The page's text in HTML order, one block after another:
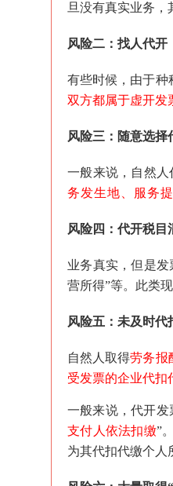
旦没有真实业务，
风险二：找人代开
有些时候，由于种
双方都属于虚开发
风险三：随意选择
一般来说，自然人
务发生地、服务
风险四：代开税目
业务真实，但是
营所得”等。此类
风险五：未及时代
自然人取得劳务报
受发票的企业代扣
一般来说，代开
支付人依法扣缴”
为其代扣代缴个人